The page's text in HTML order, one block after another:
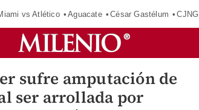
vs Atlético Aguacate César Gastélum CJNG
sufre amputación de
ser arrollada por